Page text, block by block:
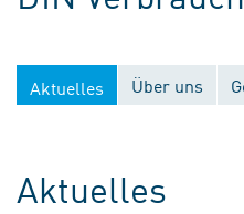
Aktuelles Über uns
Aktuelles